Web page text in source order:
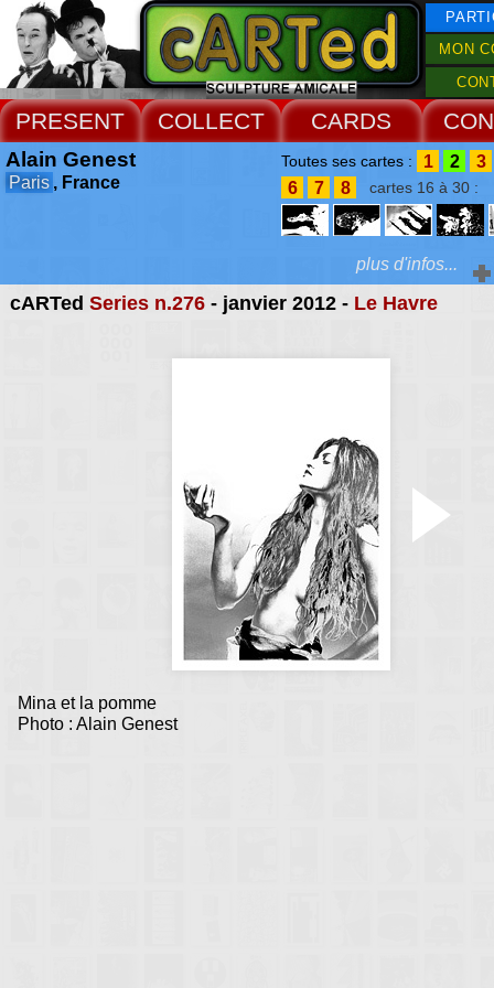
MON
PRESENT COLLECT CARDS
cARTed Series n.276- janvier 2012 - Le Havre
Mina et la pomme
Photo : Alain Genest
Alain Genest
Paris , France
Toutes ses cartes : 1 2
3
6
7 8 cartes 16 à 30 :
Extras :
plus d'infos...